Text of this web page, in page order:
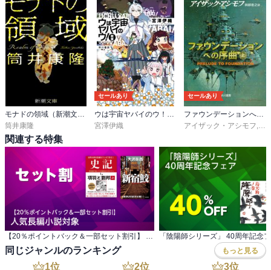
筒井康隆
セールあり
宮澤伊織
セールあり
アイザック・アシモフ
関連する特集
「陰陽師シリーズ」 40周年記念
同じジャンルのランキング もっと見る
1位 2位 3位